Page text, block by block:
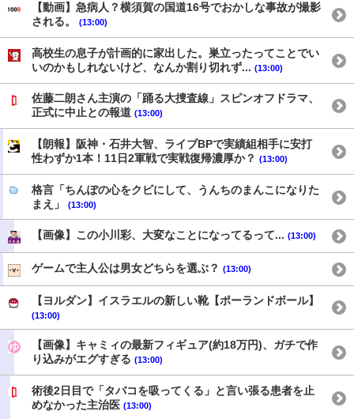
【動画】急病人？横須賀の国道16号でおかしな事故が撮影
される。
(13:00)
高校生の息子が計画的に家出した。巣立ったってことでい
いのかもしれないけど、なんか割り切れず... (13:00)
佐藤二朗さん主演の「踊る大捜査線」スピンオフドラマ、
正式に中止との報道 (13:00)
【朗報】阪神・石井大智、ライブBPで実績組相手に安打
性わずか1本！11日2軍戦で実戦復帰濃厚か？ (13:00)
格言「ちんぽの心をクビにして、うんちのまんこになりた
まえ」
(13:00)
【画像】この小川彩、大変なことになってるって... (13:00)
ゲームで主人公は男女どちらを選ぶ？ (13:00)
【ヨルダン】イスラエルの新しい靴【ポーランドボール】
(13:00)
【画像】キャミィの最新フィギュア(約18万円)、ガチで作
り込みがエグすぎる (13:00)
術後2日目で「タバコを吸ってくる」と言い張る患者を止
めなかった主治医 (13:00)